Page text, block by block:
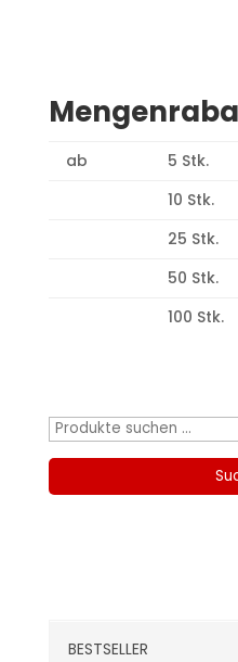
ab 5 Stk.
10 Stk.
25 Stk.
50 Stk.
100 Stk.
Suchen
BESTSELLER